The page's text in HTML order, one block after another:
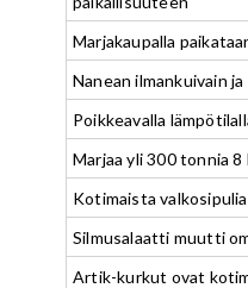
Marjakaupalla
Nanean ilmankuivain
Poikkeavalla
Marjaa yli 300 tonnia
Kotimaista
Silmusalaatti muutti
Artik-kurkut ovat